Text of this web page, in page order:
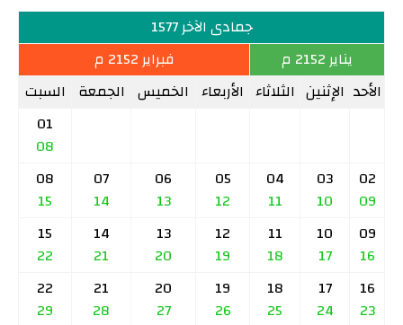
جمادى الآخر 1577
يناير 2152 م
فبراير 2152 م
الأحد الإثنين الثلاثاء الأربعاء الخميس الجمعة السبت
01
08
02
09
03
10
04
11
05
12
06
13
07
14
08
15
09
16
10
17
11
18
12
19
13
20
14
21
15
22
16
23
17
24
18
25
19
26
20
27
21
28
22
29